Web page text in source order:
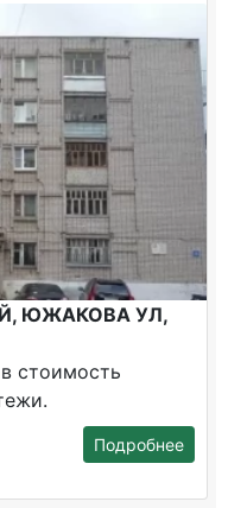
ЮЖАКОВА УЛ,
стоимость
Подробнее